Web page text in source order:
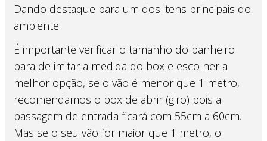
Dando destaque para um dos itens principais do
ambiente.
É importante verificar o tamanho do banheiro
para delimitar a medida do box e escolher a
melhor opção, se o vão é menor que 1 metro,
recomendamos o box de abrir (giro) pois a
passagem de entrada ficará com 55cm a 60cm.
Mas se o seu vão for maior que 1 metro, o